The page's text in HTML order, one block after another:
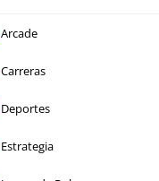
Arcade
Carreras
Deportes
Estrategia